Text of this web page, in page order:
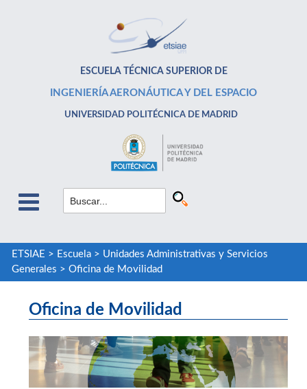
ESCUELA TÉCNICA SUPERIOR DE
INGENIERÍA AERONÁUTICA Y DEL ESPACIO
UNIVERSIDAD POLITÉCNICA DE MADRID
ETSIAE > Escuela> Unidades Administrativas y Servicios
Generales > Oficina de Movilidad
Oficina de Movilidad